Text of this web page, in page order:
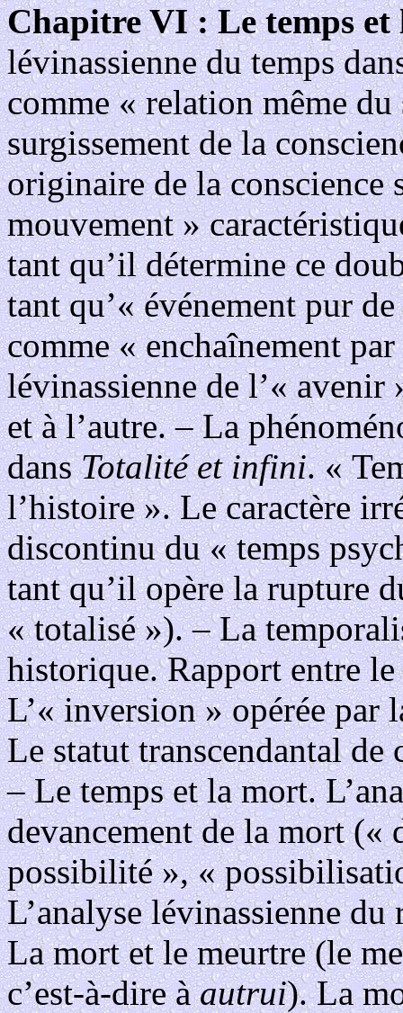
Chapitre VI : Le temps
lévinassienne du temps
comme « relation même
surgissement de la
originaire de la
mouvement »
tant qu’il détermine ce
tant qu’« événement pur
comme « enchaînement
lévinassienne de l’«
et à l’autre. – La
dansTotalité et infini. «
l’histoire ». Le caractère
discontinu du « temps
tant qu’il opère la rupture
« totalisé »). – La
historique. Rapport entre
L’« inversion » opérée par
Le statut transcendantal de
– Le temps et la mort.
devancement de la mort («
possibilité », «
L’analyse lévinassienne
La mort et le meurtre (le
c’est-à-dire àautrui). La